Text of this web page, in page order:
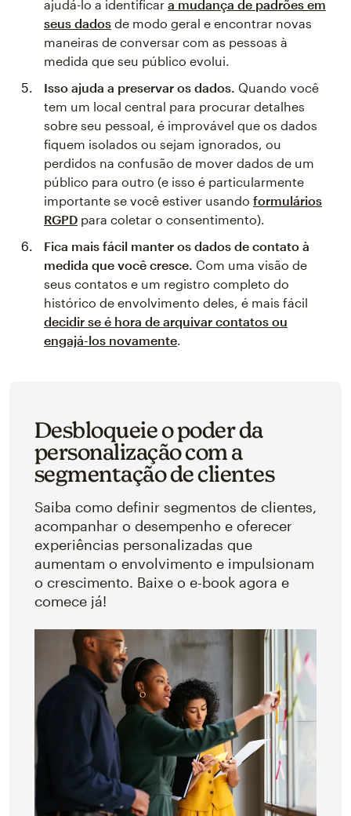
ajudá-lo a identificar a mudança de padrões em
seus dados de modo geral e encontrar novas
maneiras de conversar com as pessoas à
medida que seu público evolui.
Isso ajuda a preservar os dados. Quando você
tem um local central para procurar detalhes
sobre seu pessoal, é improvável que os dados
fiquem isolados ou sejam ignorados, ou
perdidos na confusão de mover dados de um
público para outro (e isso é particularmente
importante se você estiver usando formulários
RGPD para coletar o consentimento).
Fica mais fácil manter os dados de contato à
medida que você cresce. Com uma visão de
seus contatos e um registro completo do
histórico de envolvimento deles, é mais fácil
decidir se é hora de arquivar contatos ou
engajá-los novamente.
Desbloqueie o poder da
personalização com a
segmentação de clientes
Saiba como definir segmentos de clientes,
acompanhar o desempenho e oferecer
experiências personalizadas que
aumentam o envolvimento e impulsionam
o crescimento. Baixe o e-book agora e
comece já!